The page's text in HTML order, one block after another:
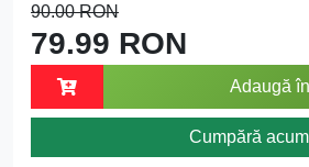
90.00 RON
79.99 RON
Adaugă
Cumpără acum